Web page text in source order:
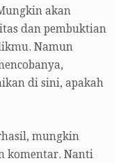
akan
dan pembuktian
Namun
di sini, apakah
mungkin
komentar. Nanti